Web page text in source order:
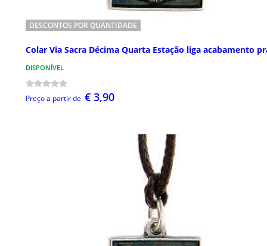
DESCONTOS POR QUANTIDADE
Colar Via Sacra Décima Quarta Estação liga acabamento
DISPONÍVEL
Preço a partir de € 3,90